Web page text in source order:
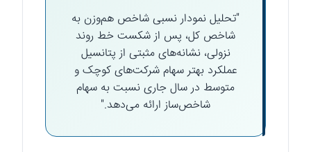
"تحلیل نمودار نسبی شاخص هم‌وزن به
شاخص کل، پس از شکست خط روند
نزولی، نشانه‌های مثبتی از پتانسیل
عملکرد بهتر سهام شرکت‌های کوچک و
متوسط در سال جاری نسبت به سهام
شاخص‌ساز ارائه می‌دهد."